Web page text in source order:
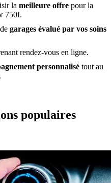
la meilleure offre pour la
750I.
garages évalué par vos soins
rendez-vous en ligne.
personnalisé tout au
populaires